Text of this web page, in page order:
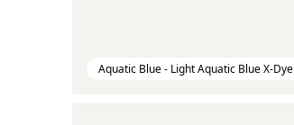
Aquatic Blue - Light Aquatic Blue X-Dye